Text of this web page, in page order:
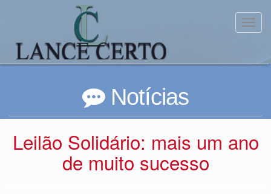
Notícias
Leilão Solidário: mais um ano
de muito sucesso